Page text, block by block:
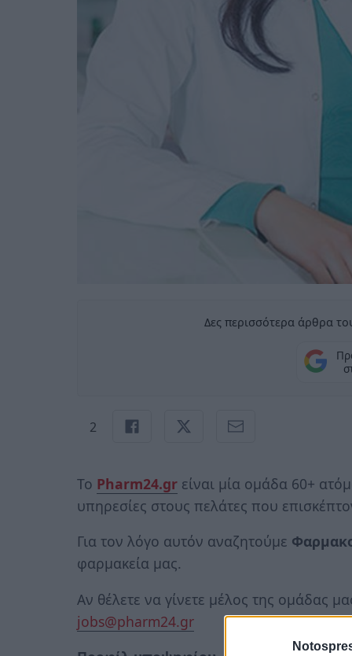
Δες περισσότερα άρθρα
2
Το Pharm24.gr είναι μία ομάδα 60+
υπηρεσίες στους πελάτες που
Για τον λόγο αυτόν αναζητούμε
φαρμακεία μας.
Αν θέλετε να γίνετε μέλος της ομάδας
jobs@pharm24.gr